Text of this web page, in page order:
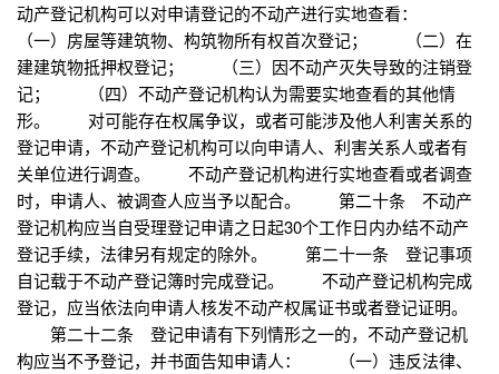
动产登记机构可以对申请登记的不动产进行实地查看：
（一）房屋等建筑物、构筑物所有权首次登记； （二）在
建建筑物抵押权登记； （三）因不动产灭失导致的注销登
记； （四）不动产登记机构认为需要实地查看的其他情
形。 对可能存在权属争议，或者可能涉及他人利害关系的
登记申请，不动产登记机构可以向申请人、利害关系人或者有
关单位进行调查。 不动产登记机构进行实地查看或者调查
时，申请人、被调查人应当予以配合。 第二十条 不动产
登记机构应当自受理登记申请之日起30个工作日内办结不动产
登记手续，法律另有规定的除外。 第二十一条 登记事项
自记载于不动产登记簿时完成登记。 不动产登记机构完成
登记，应当依法向申请人核发不动产权属证书或者登记证明。
第二十二条 登记申请有下列情形之一的，不动产登记机
构应当不予登记，并书面告知申请人： （一）违反法律、